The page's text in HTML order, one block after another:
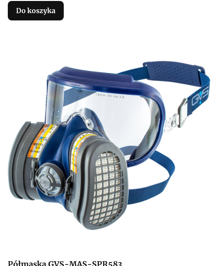
Do koszyka
Półmaska GVS-MAS-SPR583